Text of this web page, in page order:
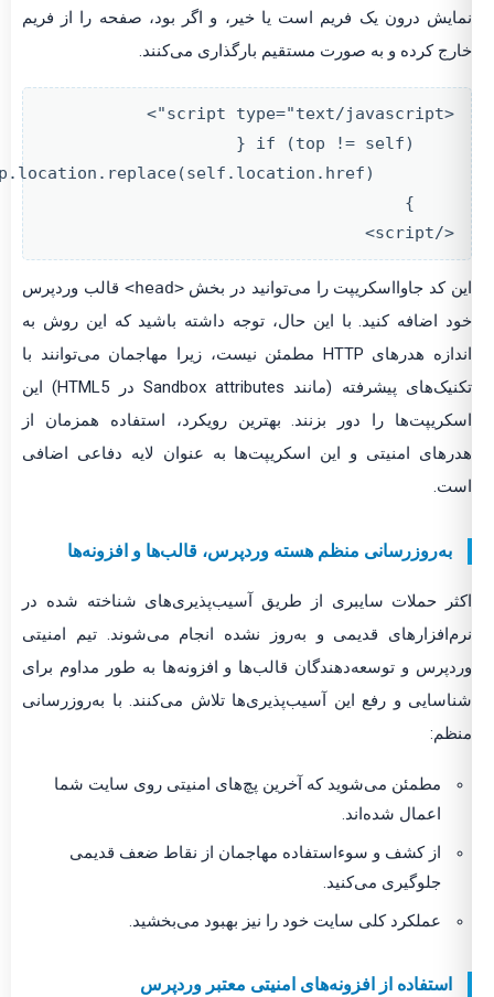
درون یک فریم است یا خیر، و اگر بود، صفحه را از فریم
کرده و به صورت مستقیم بارگذاری می‌کنند.
if (top != self) {
top.location.replace(self.location.href);
}
</script>
کد جاوااسکریپت را می‌توانید در بخش<head>
قالب وردپرس
اضافه کنید. با این حال، توجه داشته باشید که این روش به
اندازه هدرهای HTTP مطمئن نیست، زیرا مهاجمان می‌توانند با
تکنیک‌های پیشرفته (مانند Sandbox attributes در HTML5) این
را دور بزنند. بهترین رویکرد، استفاده همزمان از
امنیتی و این اسکریپت‌ها به عنوان لایه دفاعی اضافی
به‌روزرسانی منظم هسته وردپرس، قالب‌ها و افزونه‌ها
حملات سایبری از طریق آسیب‌پذیری‌های شناخته شده در
قدیمی و به‌روز نشده انجام می‌شوند. تیم امنیتی
و توسعه‌دهندگان قالب‌ها و افزونه‌ها به طور مداوم برای
و رفع این آسیب‌پذیری‌ها تلاش می‌کنند. با به‌روزرسانی
مطمئن می‌شوید که آخرین پچ‌های امنیتی روی سایت شما
اعمال شده‌اند.
از کشف و سوءاستفاده مهاجمان از نقاط ضعف قدیمی
جلوگیری می‌کنید.
عملکرد کلی سایت خود را نیز بهبود می‌بخشید.
استفاده از افزونه‌های امنیتی معتبر وردپرس